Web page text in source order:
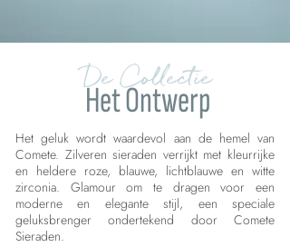
De Collectie
Het Ontwerp
Het geluk wordt waardevol aan de hemel van
Comete. Zilveren sieraden verrijkt met kleurrijke
en heldere roze, blauwe, lichtblauwe en witte
zirconia. Glamour om te dragen voor een
moderne en elegante stijl, een speciale
geluksbrenger ondertekend door Comete
Sieraden.